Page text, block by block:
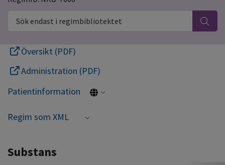
Sök endast i regimbibliotektet
Översikt (PDF)
Administration (PDF)
Patientinformation
Regim som XML
Substans